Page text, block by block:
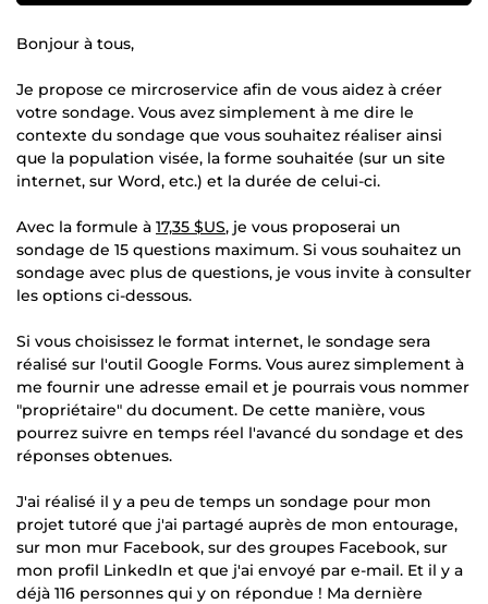
Bonjour à tous,
Je propose ce mircroservice afin de vous aidez à créer
votre sondage. Vous avez simplement à me dire le
contexte du sondage que vous souhaitez réaliser ainsi
que la population visée, la forme souhaitée (sur un site
internet, sur Word, etc.) et la durée de celui-ci.
Avec la formule à 17,35 $US, je vous proposerai un
sondage de 15 questions maximum. Si vous souhaitez un
sondage avec plus de questions, je vous invite à consulter
les options ci-dessous.
Si vous choisissez le format internet, le sondage sera
réalisé sur l'outil Google Forms. Vous aurez simplement à
me fournir une adresse email et je pourrais vous nommer
"propriétaire" du document. De cette manière, vous
pourrez suivre en temps réel l'avancé du sondage et des
réponses obtenues.
J'ai réalisé il y a peu de temps un sondage pour mon
projet tutoré que j'ai partagé auprès de mon entourage,
sur mon mur Facebook, sur des groupes Facebook, sur
mon profil LinkedIn et que j'ai envoyé par e-mail. Et il y a
déjà 116 personnes qui y on répondue ! Ma dernière